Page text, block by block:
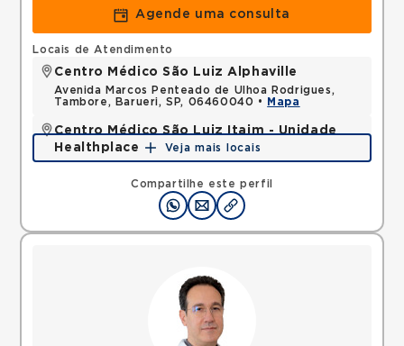
Agende uma consulta
Compartilhe este perfil
Locais de Atendimento
Centro Médico São Luiz Alphaville
Avenida Marcos Penteado de Ulhoa Rodrigues,
Tambore, Barueri, SP, 06460040 •
Mapa
Centro Médico São Luiz Itaim - Unidade
Healthplace
Rua Doutor Alceu de Campos Rodrigues, Vila Nova
Conceicao, Sao Paulo, SP, 04544000 •
Veja mais locais